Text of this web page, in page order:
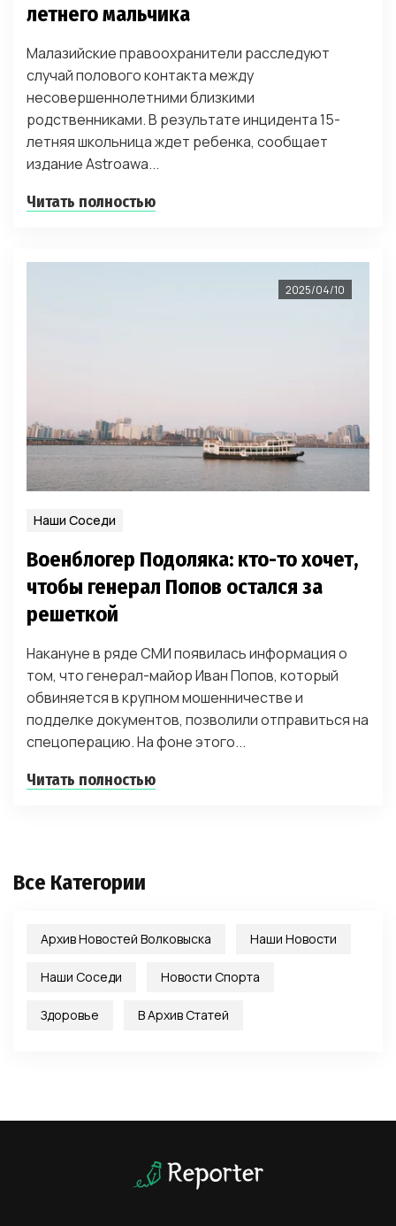
летнего мальчика
Малазийские правоохранители расследуют
случай полового контакта между
несовершеннолетними близкими
родственниками. В результате инцидента 15-
летняя школьница ждет ребенка, сообщает
издание Astroawa...
Читать полностью
2025/04/10
Наши Соседи
Военблогер Подоляка: кто-то хочет,
чтобы генерал Попов остался за
решеткой
Накануне в ряде СМИ появилась информация о
том, что генерал-майор Иван Попов, который
обвиняется в крупном мошенничестве и
подделке документов, позволили отправиться на
спецоперацию. На фоне этого...
Читать полностью
Все Категории
Архив Новостей Волковыска Наши Новости
Наши Соседи Новости Спорта
Здоровье В Архив Статей